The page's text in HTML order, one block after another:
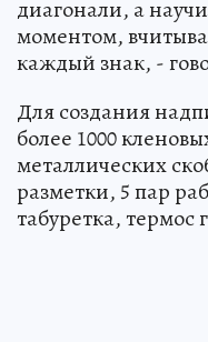
диагонали, а
моментом,
каждый знак, -
Для создания
более 1000
металлических
разметки, 5 пар
табуретка, термос